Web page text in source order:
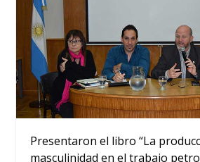
Presentaron el libro “La
masculinidad en el trabajo